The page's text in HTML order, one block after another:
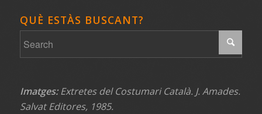
QUÈ ESTÀS BUSCANT?
Imatges:Extretes del Costumari Català. J. Amades.
Salvat Editores, 1985.